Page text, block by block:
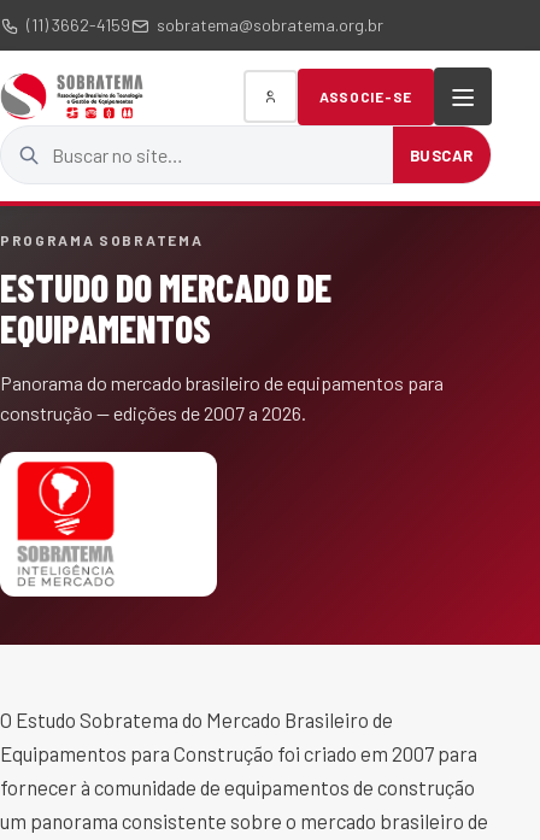
(11) 3662-4159 sobratema@sobratema.org.br
Buscar no site
BUSCAR
ASSOCIE-SE
PROGRAMA SOBRATEMA
ESTUDO DO MERCADO DE
EQUIPAMENTOS
Panorama do mercado brasileiro de equipamentos para
construção — edições de 2007 a 2026.
O Estudo Sobratema do Mercado Brasileiro de
Equipamentos para Construção foi criado em 2007 para
fornecer à comunidade de equipamentos de construção
um panorama consistente sobre o mercado brasileiro de